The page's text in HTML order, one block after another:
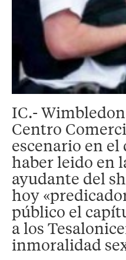
IC.-
Centro
escenario en el
haber leido en
ayudante del
hoy
público el
a los
inmoralidad